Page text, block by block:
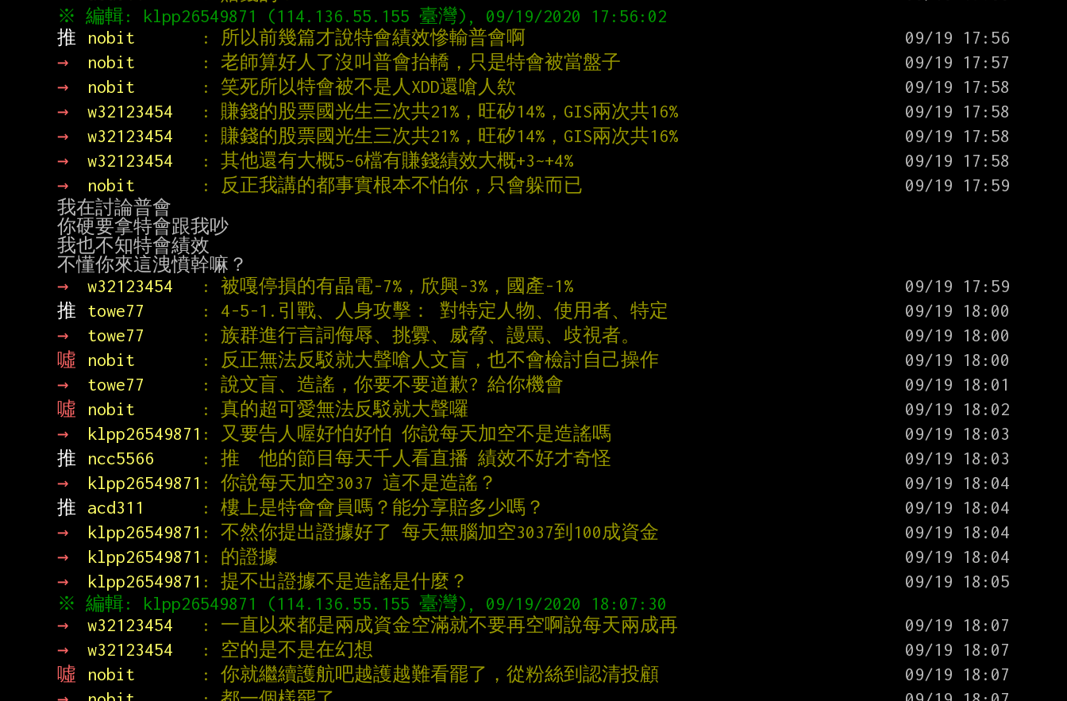
推
nobit : 所以前幾篇才說特會績效慘輸普會啊
→
nobit : 老師算好人了沒叫普會抬轎，只是特會被當盤子
→
nobit : 笑死所以特會被不是人XDD還嗆人欸
→
w32123454 : 賺錢的股票國光生三次共21%，旺矽14%，GIS兩次共16%
→
w32123454 : 賺錢的股票國光生三次共21%，旺矽14%，GIS兩次共16%
→
w32123454 : 其他還有大概5~6檔有賺錢績效大概+3~+4%
→
nobit : 反正我講的都事實根本不怕你，只會躲而已
我在討論普會
你硬要拿特會跟我吵
我也不知特會績效
→
w32123454 : 被嘎停損的有晶電-7%，欣興-3%，國產-1%
推
towe77 : 4-5-1.引戰、人身攻擊： 對特定人物、使用者、特定
→
towe77 : 族群進行言詞侮辱、挑釁、威脅、謾罵、歧視者。
噓
nobit : 反正無法反駁就大聲嗆人文盲，也不會檢討自己操作
→
towe77 : 說文盲、造謠，你要不要道歉? 給你機會
噓
nobit : 真的超可愛無法反駁就大聲囉
→
klpp26549871 : 又要告人喔好怕好怕 你說每天加空不是造謠嗎
推
ncc5566 : 推  他的節目每天千人看直播 績效不好才奇怪
→
klpp26549871 : 你說每天加空3037 這不是造謠？
推
acd311 : 樓上是特會會員嗎？能分享賠多少嗎？
→
klpp26549871 : 不然你提出證據好了 每天無腦加空3037到100成資金
→
klpp26549871 : 的證據
→
klpp26549871 : 提不出證據不是造謠是什麼？
→
w32123454 : 一直以來都是兩成資金空滿就不要再空啊說每天兩成再
→
w32123454 : 空的是不是在幻想
噓
nobit : 你就繼續護航吧越護越難看罷了，從粉絲到認清投顧